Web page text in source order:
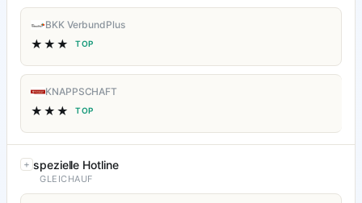
BKK VerbundPlus
★★★ TOP
KNAPPSCHAFT
★★★ TOP
spezielle Hotline
GLEICHAUF